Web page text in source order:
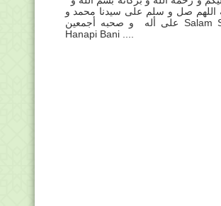
اللهم صل و سلم على سيدنا محمد و
على أله و صحبه أجمعين Salam Sahabat
Hanapi Bani ....